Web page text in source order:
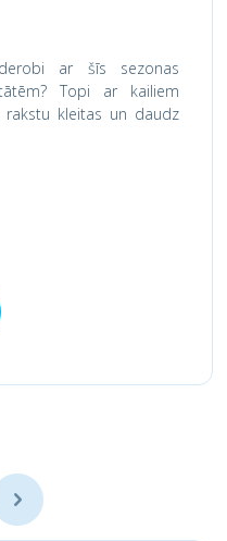
ar šīs sezonas
Topi ar kailiem
rakstu kleitas un daudz